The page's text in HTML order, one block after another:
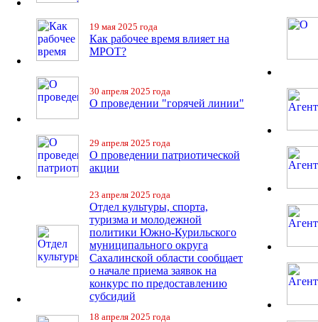
19 мая 2025 года
Как рабочее время влияет на
МРОТ?
30 апреля 2025 года
О проведении "горячей линии"
29 апреля 2025 года
О проведении патриотической
акции
23 апреля 2025 года
Отдел культуры, спорта,
туризма и молодежной
политики Южно-Курильского
муниципального округа
Сахалинской области сообщает
о начале приема заявок на
конкурс по предоставлению
субсидий
18 апреля 2025 года